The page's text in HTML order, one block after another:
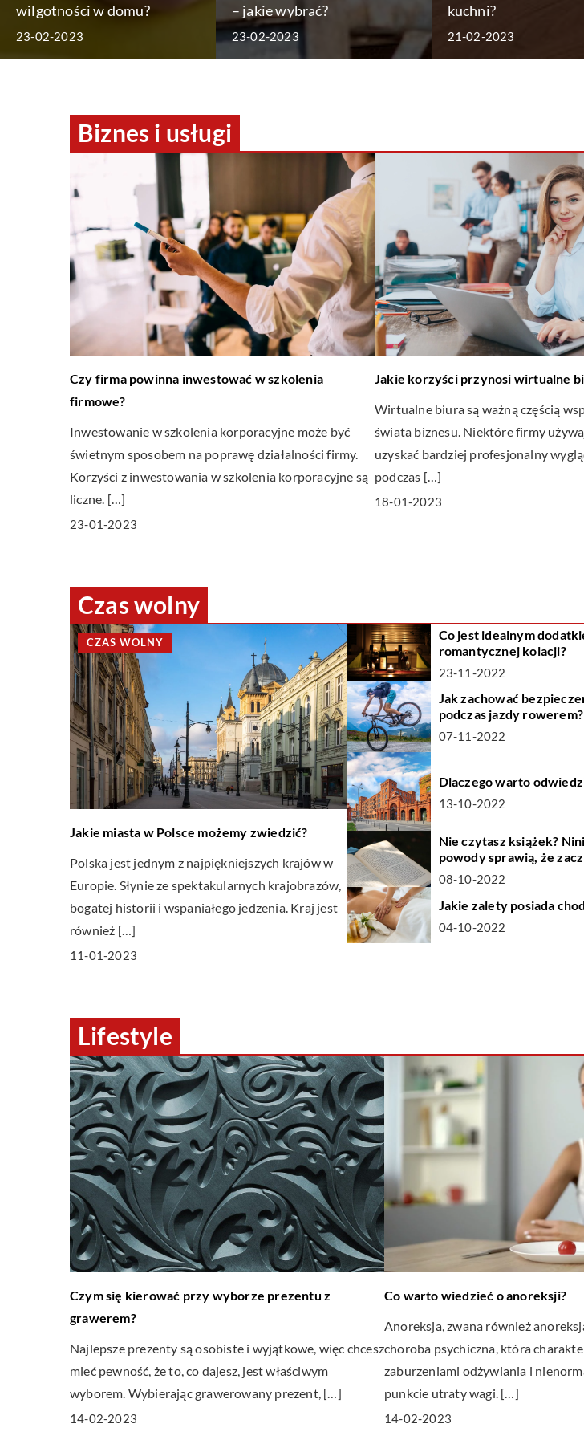
wilgotności w domu?
23-02-2023
– jakie wybrać?
23-02-2023
kuchni?
21-02-2023
Biznes i usługi
Czy firma powinna inwestować w szkolenia
firmowe?
Inwestowanie w szkolenia korporacyjne może być
świetnym sposobem na poprawę działalności firmy.
Korzyści z inwestowania w szkolenia korporacyjne są
liczne. […]
23-01-2023
Jakie korzyści przynosi wirtualne
Wirtualne biura są ważną częścią
świata biznesu. Niektóre firmy
uzyskać bardziej profesjonalny
podczas […]
18-01-2023
Czas wolny
CZAS WOLNY
Jakie miasta w Polsce możemy zwiedzić?
Polska jest jednym z najpiękniejszych krajów w
Europie. Słynie ze spektakularnych krajobrazów,
bogatej historii i wspaniałego jedzenia. Kraj jest
również […]
11-01-2023
Co jest idealnym
romantycznej kolacji?
23-11-2022
Jak zachować
podczas jazdy rowerem?
07-11-2022
Dlaczego warto
13-10-2022
Nie czytasz książek?
powody sprawią, że
08-10-2022
Jakie zalety posiada
04-10-2022
Lifestyle
Czym się kierować przy wyborze prezentu z
grawerem?
Najlepsze prezenty są osobiste i wyjątkowe, więc chcesz
mieć pewność, że to, co dajesz, jest właściwym
wyborem. Wybierając grawerowany prezent, […]
14-02-2023
Co warto wiedzieć o anoreksji?
Anoreksja, zwana również
choroba psychiczna, która
zaburzeniami odżywiania i
punkcie utraty wagi. […]
14-02-2023